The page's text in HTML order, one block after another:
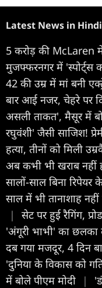
Latest News in Hindi
5 करोड़ की McLaren
मुजफ्फरनगर में 'स्पोर्ट्स
42 की उम्र में मां बनी
बार आई नजर, चेहरे पर
असली ताकत', मैसूर में
रघुवंशी' जैसी साजिश!
हत्या, तीनों को मिली
अब कभी भी खराब नहीं
सालों-साल बिना रिपेयर
साल में भी तानाशाह
|
सेट पर हुई रैगिंग,
'अंगूरी भाभी' का छलका
दब गया मजदूर, 4 दिन
'दुनिया के विकास को
में बोले पीएम मोदी
|